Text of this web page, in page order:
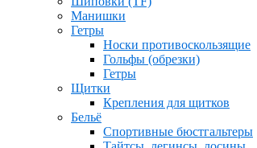
Манишки
Гетры
Носки противоскользящие
Гольфы (обрезки)
Гетры
Щитки
Крепления для щитков
Бельё
Спортивные бюстгальтеры